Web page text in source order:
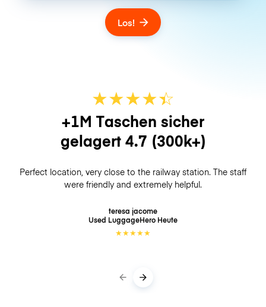
Los!
★★★★☆
★
+1M Taschen sicher
gelagert 4.7 (300k+)
Perfect location, very close to the railway station. The staff
were friendly and extremely helpful.
teresa jacome
Used LuggageHero Heute
★★★★★